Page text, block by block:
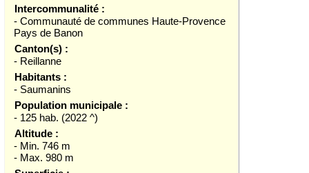
Intercommunalité :
- Communauté de communes Haute-Provence
Pays de Banon
Canton(s) :
- Reillanne
Habitants :
- Saumanins
Population municipale :
- 125 hab. (2022 ^)
Altitude :
- Min. 746 m
- Max. 980 m